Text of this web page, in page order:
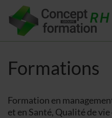
Formations
Formation en
et en Santé, Qualité de